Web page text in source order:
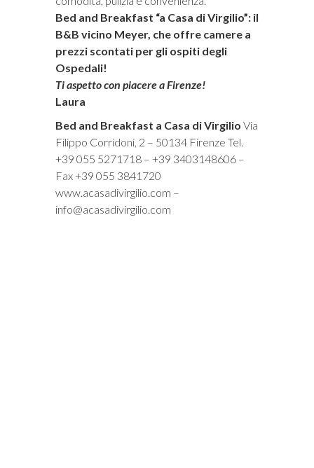
Bed and Breakfast “a Casa di Virgilio”: il
B&B vicino Meyer, che offre camere a
prezzi scontati per gli ospiti degli
Ospedali!
Ti aspetto con piacere a Firenze!
Laura
Bed and Breakfast a Casa di Virgilio Via
Filippo Corridoni, 2 – 50134 Firenze Tel.
+39 055 5271718 – +39 3403148606 –
Fax +39 055 3841720
www.acasadivirgilio.com –
info@acasadivirgilio.com